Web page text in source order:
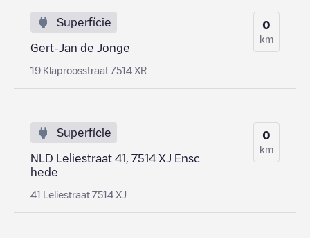
Superfície
Gert-Jan de Jonge
19 Klaproosstraat 7514 XR
0
km
Superfície
NLD Leliestraat 41, 7514 XJ Ensc
hede
41 Leliestraat 7514 XJ
0
km